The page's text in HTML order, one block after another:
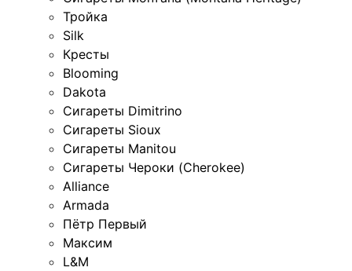
Тройка
Silk
Кресты
Blooming
Dakota
Сигареты Dimitrino
Сигареты Sioux
Сигареты Manitou
Сигареты Чероки (Cherokee)
Alliance
Armada
Пётр Первый
Максим
L&M